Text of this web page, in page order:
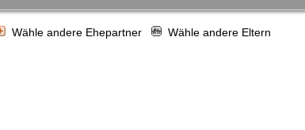
Wähle andere Ehepartner Wähle andere Eltern